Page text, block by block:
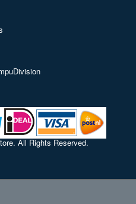
All Rights Reserved.